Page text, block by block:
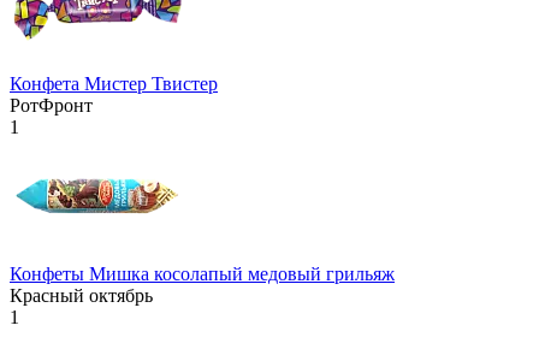
Конфета Мистер Твистер
РотФронт
1
Конфеты Мишка косолапый медовый грильяж
Красный октябрь
1